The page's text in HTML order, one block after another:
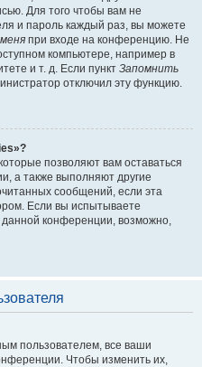
Для того чтобы вам не
и пароль каждый раз, вы можете
при входе на конференцию. Не
компьютере, например в
и т. д. Если пункт Запомнить
отключил эту функцию.
позволяют вам оставаться
а также выполняют другие
сообщений, если эта
Если вы испытываете
конференции, возможно,
пользователем, все ваши
Чтобы изменить их,